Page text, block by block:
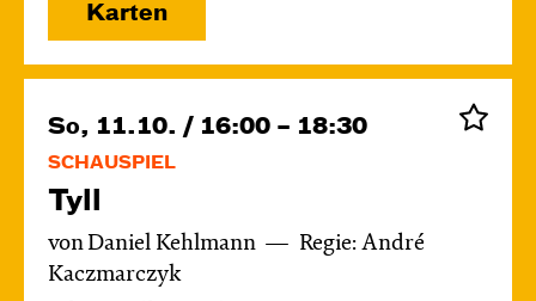
Karten
So, 11.10. / 16:00 – 18:30
SCHAUSPIEL
Tyll
von Daniel Kehlmann
Regie: André
Kaczmarczyk